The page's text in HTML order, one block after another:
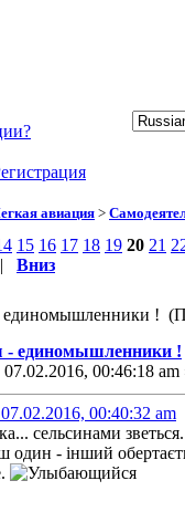
авиация>
15 16 17 18 19 20 21
| Вниз
!
- единомышленники !
07.02.2016, 00:46:18 am
00:40:32 am
сельсинами
один - інший